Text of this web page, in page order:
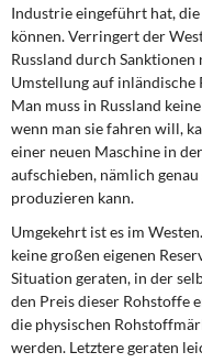
Industrie eingeführt hat,
können. Verringert der
Russland durch Sanktionen
Umstellung auf
Man muss in Russland
wenn man sie fahren will,
einer neuen Maschine in
aufschieben, nämlich genau
produzieren kann.
Umgekehrt ist es im
keine großen eigenen
Situation geraten, in der
den Preis dieser Rohstoffe
die physischen
werden. Letztere geraten